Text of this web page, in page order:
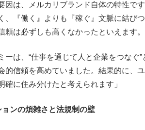
因は、メルカリブランド自体の特性で
、『働く』よりも『稼ぐ』文脈に結び
頼は必ずしも高くなかったといえます。
は、“仕事を通じて人と企業をつなぐ
的信頼を高めていました。結果的に、
確に住み分けたと考えられます」
ンの煩雑さと法規制の壁